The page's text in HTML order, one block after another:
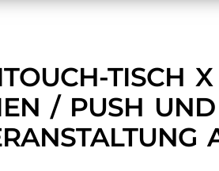
TISCH
/ PUSH